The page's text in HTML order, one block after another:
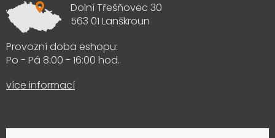
Dolní Třešňovec 30
563 01 Lanškroun
Provozní doba eshopu:
Po - Pá 8:00 - 16:00 hod.
více informací